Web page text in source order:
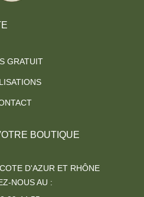
GRATUIT
BOUTIQUE
D'AZUR ET RHÔNE
NOUS AU :